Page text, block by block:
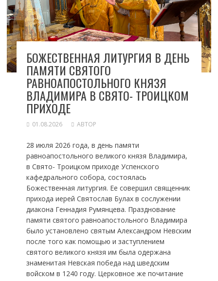
БОЖЕСТВЕННАЯ ЛИТУРГИЯ В ДЕНЬ
ПАМЯТИ СВЯТОГО
РАВНОАПОСТОЛЬНОГО КНЯЗЯ
ВЛАДИМИРА В СВЯТО- ТРОИЦКОМ
ПРИХОДЕ
01.08.2026 АВТОР
28 июля 2026 года, в день памяти
равноапостольного великого князя Владимира,
в Свято- Троицком приходе Успенского
кафедрального собора, состоялась
Божественная литургия. Ее совершил священник
прихода иерей Святослав Булах в сослужении
диакона Геннадия Румянцева. Празднование
памяти святого равноапостольного Владимира
было установлено святым Александром Невским
после того как помощью и заступлением
святого великого князя им была одержана
знаменитая Невская победа над шведским
войском в 1240 году. Церковное же почитание